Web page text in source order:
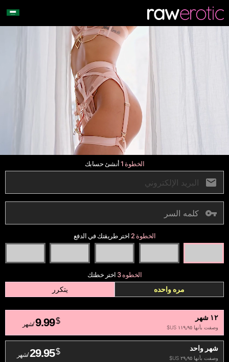
الخطوة 1 أنشئ حسابك
الخطوة 2 اختر طريقتك في الدفع
الخطوه 3 اختر خطتك
يتكرر مره واحده
١٢ شهر
وصفت بأنها ‏١١٩٫٩٥ US$
$
9.99 /شهر
شهر واحد
وصفت بأنها ‏٢٩٫٩٥ US$
$
29.95 /شهر